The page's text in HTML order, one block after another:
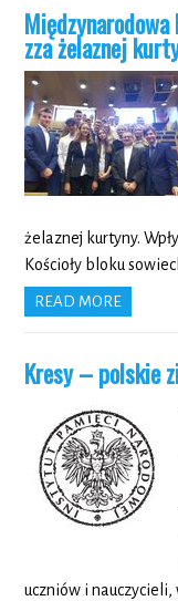
zza żelaznej
żelaznej kurtyny.
Kościoły bloku
READ MORE
Kresy – polskie
uczniów i